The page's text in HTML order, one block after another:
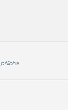
příloha